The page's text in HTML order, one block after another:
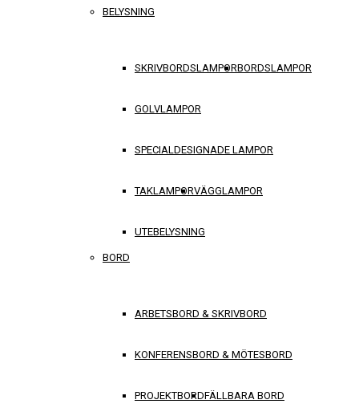
BELYSNING
SKRIVBORDSLAMPORBORDSLAMPOR
GOLVLAMPOR
SPECIALDESIGNADE LAMPOR
TAKLAMPORVÄGGLAMPOR
UTEBELYSNING
BORD
ARBETSBORD & SKRIVBORD
KONFERENSBORD & MÖTESBORD
PROJEKTBORDFÄLLBARA BORD